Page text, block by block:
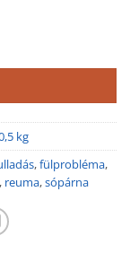
g mennyiség
kg
,fülprobléma,
, reuma,sópárna